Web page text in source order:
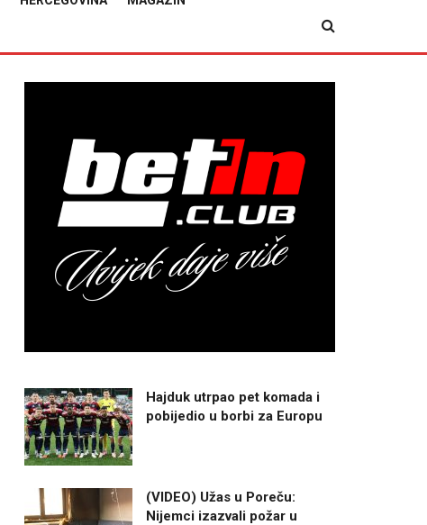
Hajduk utrpao pet komada i
pobijedio u borbi za Europu
(VIDEO) Užas u Poreču:
Nijemci izazvali požar u